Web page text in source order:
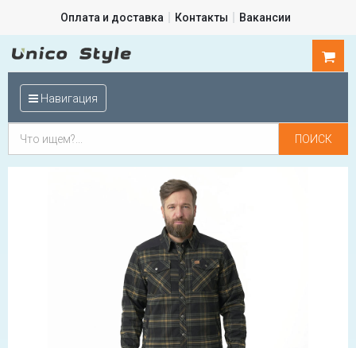
Оплата и доставка Контакты Вакансии
Навигация